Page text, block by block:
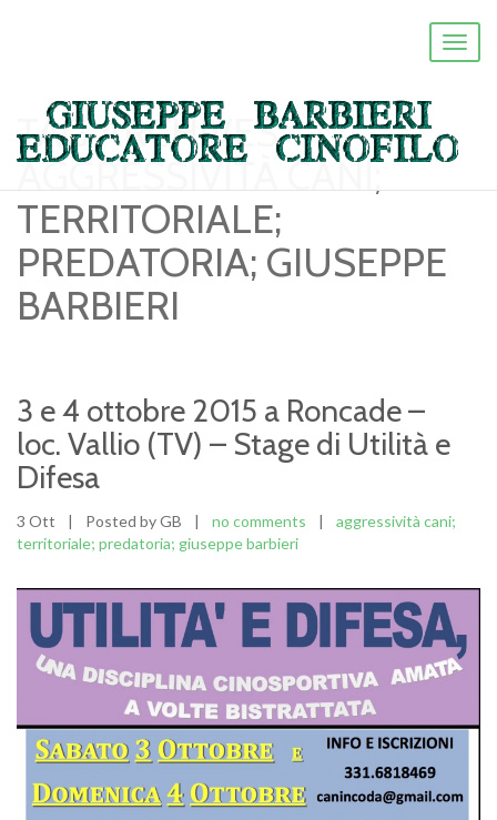
TAG ARCHIVES:
AGGRESSIVITÀ CANI;
TERRITORIALE;
PREDATORIA; GIUSEPPE
BARBIERI
3 e 4 ottobre 2015 a Roncade –
loc. Vallio (TV) – Stage di Utilità e
Difesa
3 Ott | Posted by GB | no comments |
aggressività cani;
territoriale; predatoria; giuseppe barbieri